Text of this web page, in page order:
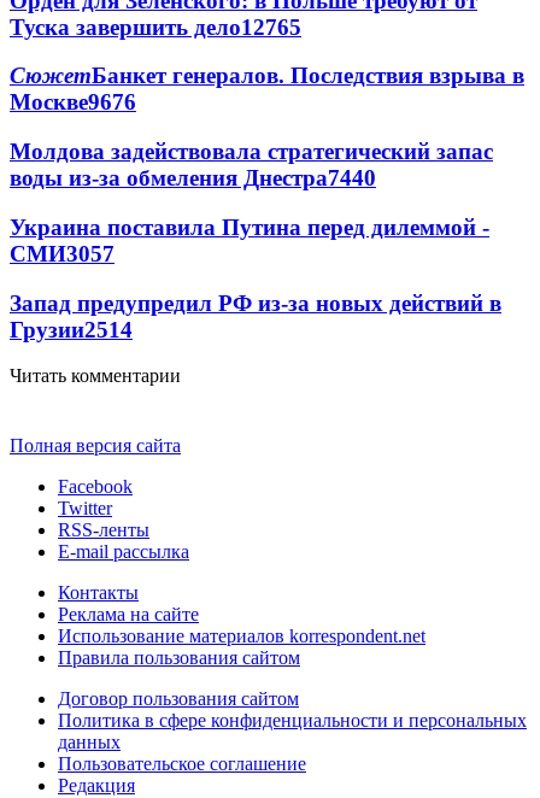
Туска завершить дело12765
СюжетБанкет генералов. Последствия взрыва в
Москве9676
Молдова задействовала стратегический запас
воды из-за обмеления Днестра7440
Украина поставила Путина перед дилеммой -
СМИ3057
Запад предупредил РФ из-за новых действий в
Грузии2514
Читать комментарии
Полная версия сайта
Facebook
Twitter
RSS-ленты
E-mail рассылка
Контакты
Реклама на сайте
Использование материалов korrespondent.net
Правила пользования сайтом
Договор пользования сайтом
Политика в сфере конфиденциальности и персональных
данных
Пользовательское соглашение
Редакция